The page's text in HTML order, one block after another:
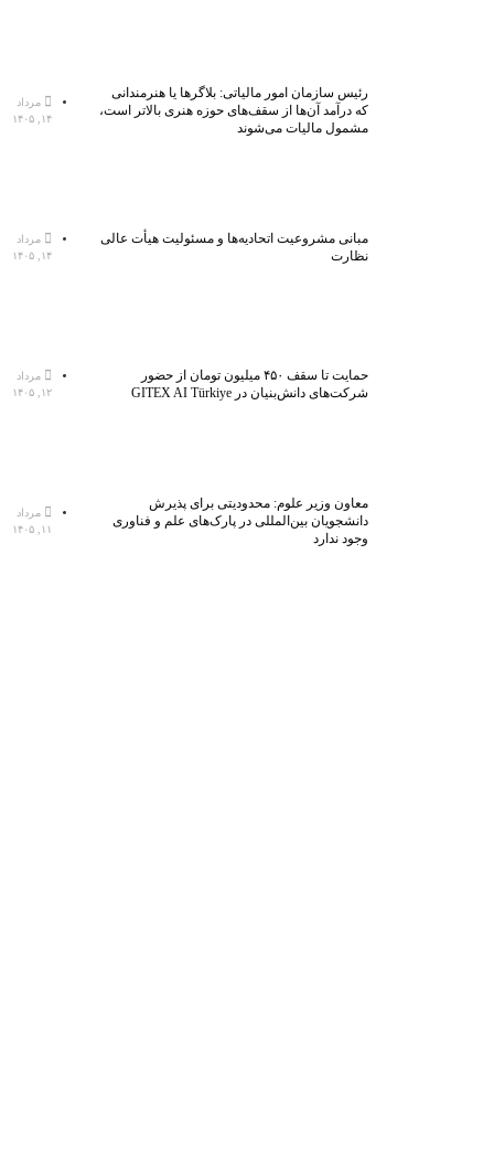
رئیس سازمان امور مالیاتی: بلاگر‌ها یا هنرمندانی
که درآمد آن‌ها از سقف‌های حوزه هنری بالاتر است،
مشمول مالیات می‌شوند
مرداد
۱۴, ۱۴۰۵
مبانی مشروعیت اتحادیه‌ها و مسئولیت هیأت عالی
نظارت
مرداد
۱۴, ۱۴۰۵
حمایت تا سقف ۴۵۰ میلیون تومان از حضور
شرکت‌های دانش‌بنیان در GITEX AI Türkiye
مرداد
۱۲, ۱۴۰۵
معاون وزیر علوم: محدودیتی برای پذیرش
دانشجویان بین‌المللی در پارک‌های علم و فناوری
وجود ندارد
مرداد
۱۱, ۱۴۰۵